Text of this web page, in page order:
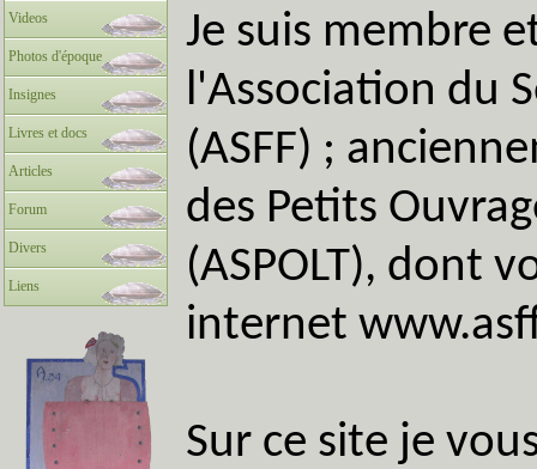
Videos
Photos d'époque
Insignes
Livres et docs
Articles
Forum
Divers
Liens
Je suis membre
l'Association du
(ASFF) ;
des Petits
(ASPOLT), dont
internet
Sur ce site je